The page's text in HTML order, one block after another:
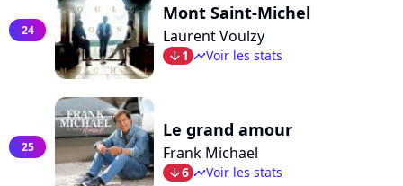
24
Mont Saint-Michel
Laurent Voulzy
arrow_bot1 timelineVoir les stats
25
Le grand amour
Frank Michael
arrow_bot6 timelineVoir les stats